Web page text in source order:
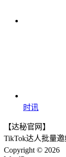
时讯
【达秘官网】
TikTok达人批量
Copyright © 2026